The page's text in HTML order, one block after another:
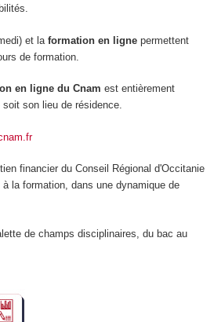
et la formation en lignepermettent
de formation.
en ligne du Cnam est entièrement
son lieu de résidence.
financier du Conseil Régional d'Occitanie
la formation, dans une dynamique de
de champs disciplinaires, du bac au